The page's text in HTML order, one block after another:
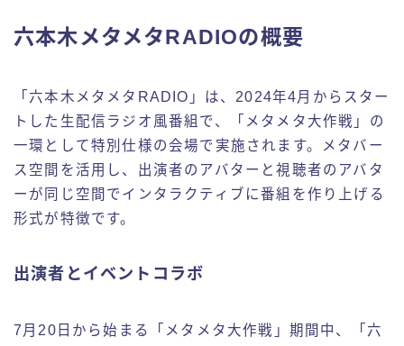
六本木メタメタRADIOの概要
「六本木メタメタRADIO」は、2024年4月からスター
トした生配信ラジオ風番組で、「メタメタ大作戦」の
一環として特別仕様の会場で実施されます。メタバー
ス空間を活用し、出演者のアバターと視聴者のアバタ
ーが同じ空間でインタラクティブに番組を作り上げる
形式が特徴です。
出演者とイベントコラボ
7月20日から始まる「メタメタ大作戦」期間中、「六